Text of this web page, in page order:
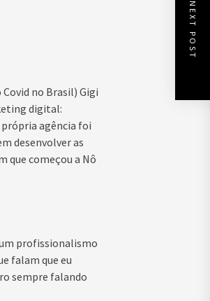
no Brasil) Gigi
digital:
agência foi
desenvolver as
que começou a Nô
um profissionalismo
falam que eu
sempre falando
NEXT POST